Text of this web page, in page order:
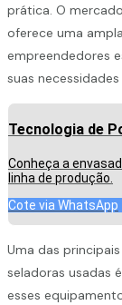
prática. O
oferece uma
empreendedores
suas
Tecnologia de
Conheça a
linha de produção.
Cote via WhatsApp
Uma das
seladoras usadas
esses